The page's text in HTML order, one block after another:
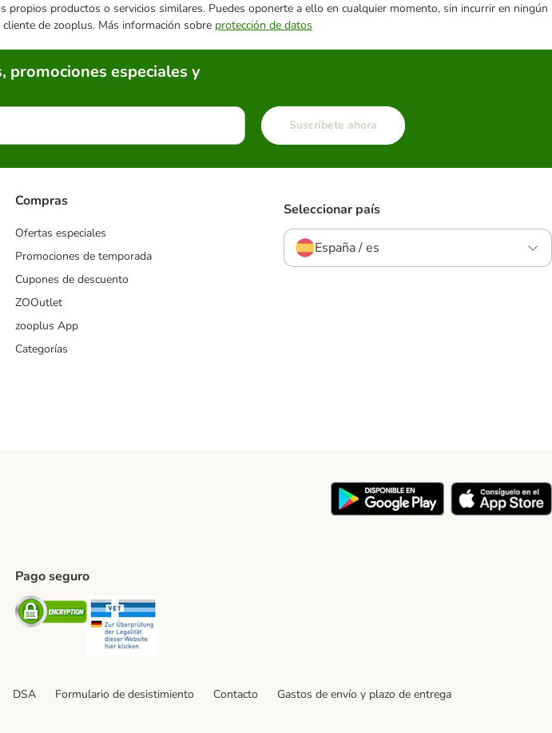
productos o servicios similares. Puedes oponerte a ello en cualquier momento, sin incurrir en ningún
de zooplus. Más información sobre protección de datos
promociones especiales y
Suscríbete ahora
Compras
Ofertas especiales
Promociones de temporada
Cupones de descuento
ZOOutlet
zooplus App
Categorías
Seleccionar país
España / es
Pago seguro
Security
DSA Formulario de desistimiento Contacto
Gastos de envío y plazo de entrega